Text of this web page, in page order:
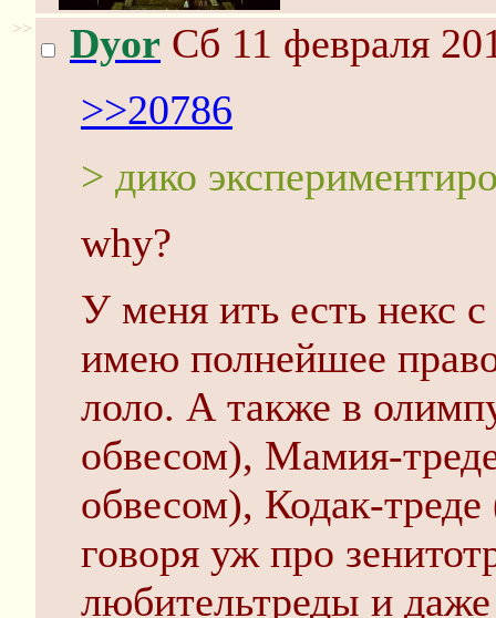
>> Dyor Сб 11 февраля
>>20786
> дико
why?
У меня ить есть некс
имею полнейшее
лоло. А также в
обвесом), Мамия-
обвесом), Кодак-
говоря уж про
любительтреды и